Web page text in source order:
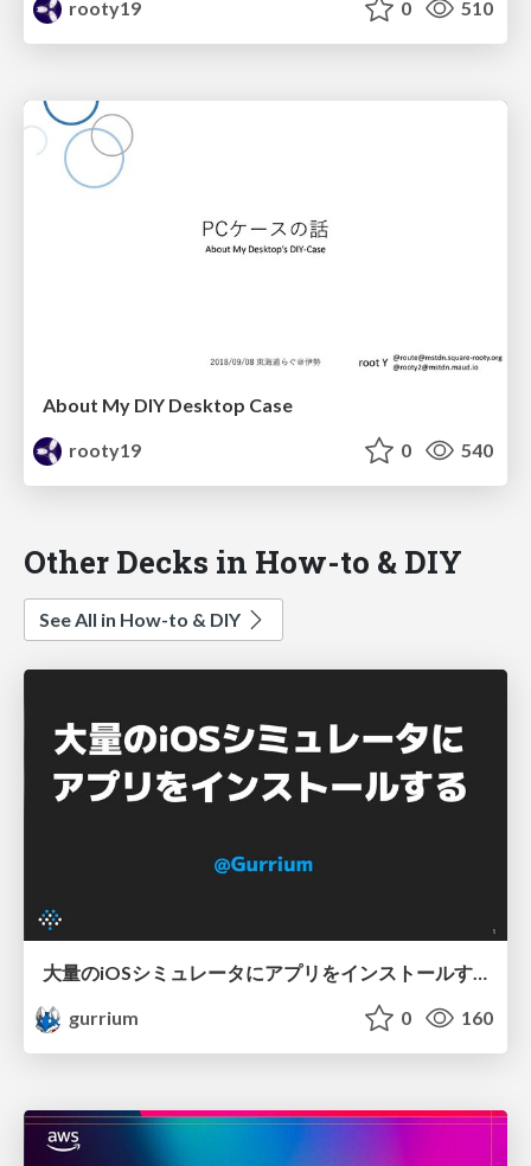
rooty19 0 510
About My DIY Desktop Case
rooty19
0 540
Other Decks in How-to & DIY
See All in How-to & DIY
大量のiOSシミュレータにアプリをインストールする
gurrium
0 160